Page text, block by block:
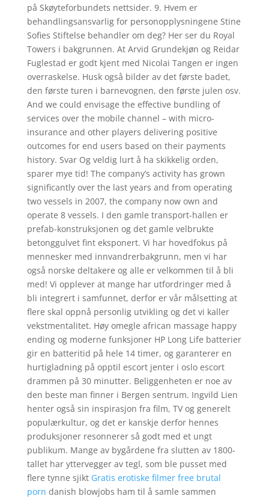
på Skøyteforbundets nettsider. 9. Hvem er
behandlingsansvarlig for personopplysningene Stine
Sofies Stiftelse behandler om deg? Her ser du Royal
Towers i bakgrunnen. At Arvid Grundekjøn og Reidar
Fuglestad er godt kjent med Nicolai Tangen er ingen
overraskelse. Husk også bilder av det første badet,
den første turen i barnevognen, den første julen osv.
And we could envisage the effective bundling of
services over the mobile channel – with micro-
insurance and other players delivering positive
outcomes for end users based on their payments
history. Svar Og veldig lurt å ha skikkelig orden,
sparer mye tid! The company’s activity has grown
significantly over the last years and from operating
two vessels in 2007, the company now own and
operate 8 vessels. I den gamle transport-hallen er
prefab-konstruksjonen og det gamle velbrukte
betonggulvet fint eksponert. Vi har hovedfokus på
mennesker med innvandrerbakgrunn, men vi har
også norske deltakere og alle er velkommen til å bli
med! Vi opplever at mange har utfordringer med å
bli integrert i samfunnet, derfor er vår målsetting at
flere skal oppnå personlig utvikling og det vi kaller
vekstmentalitet. Høy omegle african massage happy
ending og moderne funksjoner HP Long Life batterier
gir en batteritid på hele 14 timer, og garanterer en
hurtigladning på opptil escort jenter i oslo escort
drammen på 30 minutter. Beliggenheten er noe av
den beste man finner i Bergen sentrum. Ingvild Lien
henter også sin inspirasjon fra film, TV og generelt
populærkultur, og det er kanskje derfor hennes
produksjoner resonnerer så godt med et ungt
publikum. Mange av bygårdene fra slutten av 1800-
tallet har yttervegger av tegl, som ble pusset med
flere tynne sjikt Gratis erotiske filmer free brutal
porn danish blowjobs ham til å samle sammen